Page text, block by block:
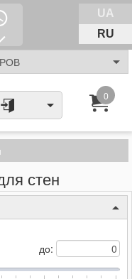
UA
RU
0
стен
до: